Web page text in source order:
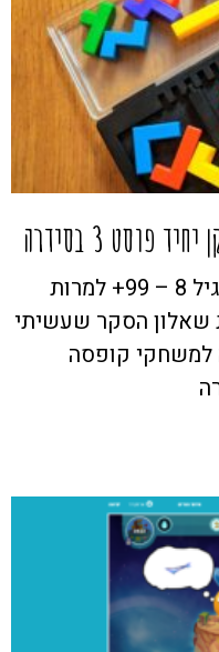
3 בסידרה
משחקי קופסה לשחקן יחיד מגיל 8 – 99+ למרות
הסקר שעשיתי
למשחקי קופסה